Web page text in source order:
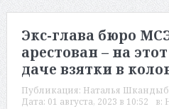
Экс-глава бюро
арестован – на
даче взятки в
Публикация: Наталья
Дата: 01 августа, 2023 в 10:52 в: